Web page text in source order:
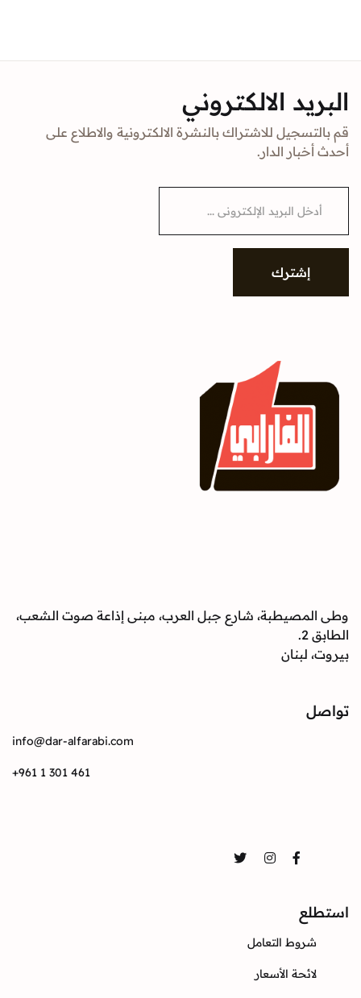
البريد الالكتروني
قم بالتسجيل للاشتراك بالنشرة الالكترونية والاطلاع على
أحدث أخبار الدار.
i
إشترك
وطى المصيطبة، شارع جبل العرب، مبنى إذاعة صوت الشعب،
الطابق 2.
بيروت، لبنان
تواصل
info@dar-alfarabi.com
+961 1 301 461
Facebook
Instagram
Twitter
استطلع
شروط التعامل
لائحة الأسعار